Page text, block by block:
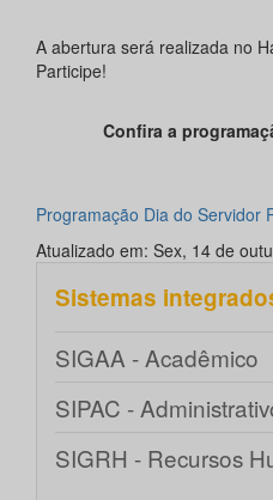
A abertura será realizada no
Participe!
Confira a
Programação Dia do Servidor
Atualizado em: Sex, 14 de
Sistemas
SIGAA - Acadêmico
SIPAC -
SIGRH - Recursos